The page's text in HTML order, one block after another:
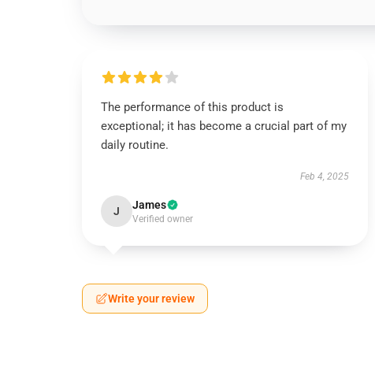
The performance of this product is
exceptional; it has become a crucial part of my
daily routine.
Feb 4, 2025
J James
Verified owner
Write your review